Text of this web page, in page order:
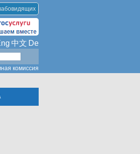
中文 De
комиссия